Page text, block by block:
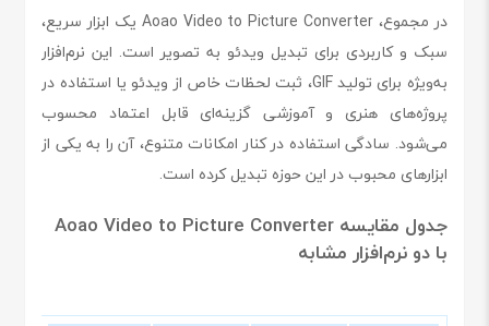
در مجموع، Aoao Video to Picture Converter یک ابزار سریع،
سبک و کاربردی برای تبدیل ویدئو به تصویر است. این نرم‌افزار
به‌ویژه برای تولید GIF، ثبت لحظات خاص از ویدئو یا استفاده در
پروژه‌های هنری و آموزشی گزینه‌ای قابل اعتماد محسوب
می‌شود. سادگی استفاده در کنار امکانات متنوع، آن را به یکی از
ابزارهای محبوب در این حوزه تبدیل کرده است.
جدول مقایسه Aoao Video to Picture Converter
با دو نرم‌افزار مشابه